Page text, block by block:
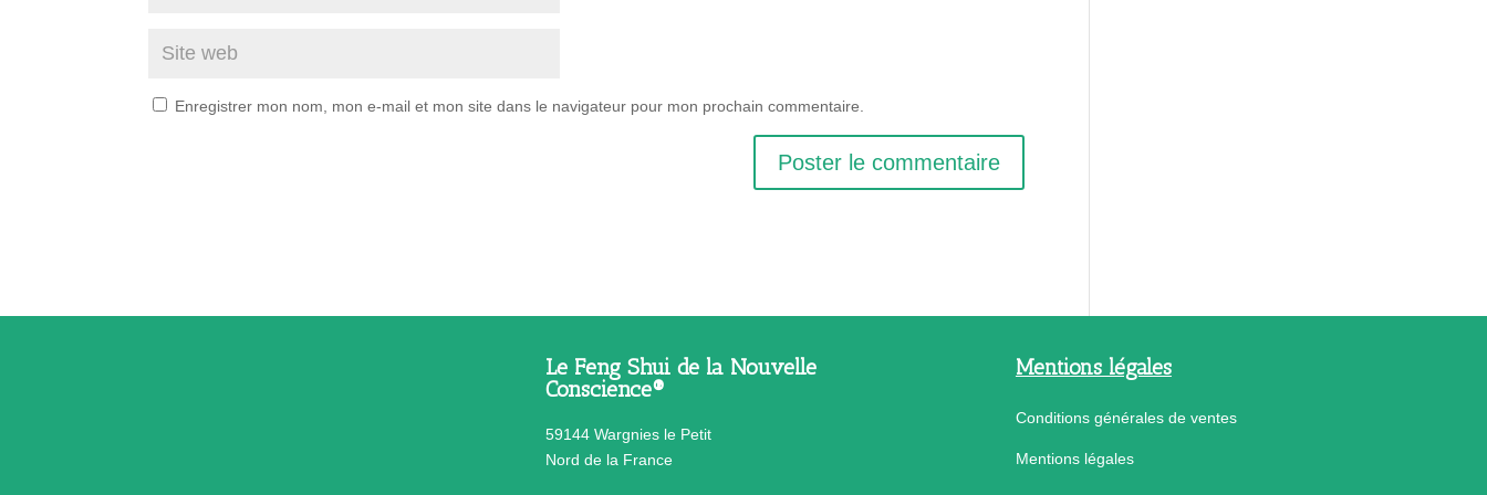
Enregistrer mon nom, mon e-mail et mon site dans le navigateur pour mon prochain commentaire.
Le Feng Shui de la Nouvelle
Conscience®
59144 Wargnies le Petit
Nord de la France
Mentions légales
Conditions générales de ventes
Mentions légales